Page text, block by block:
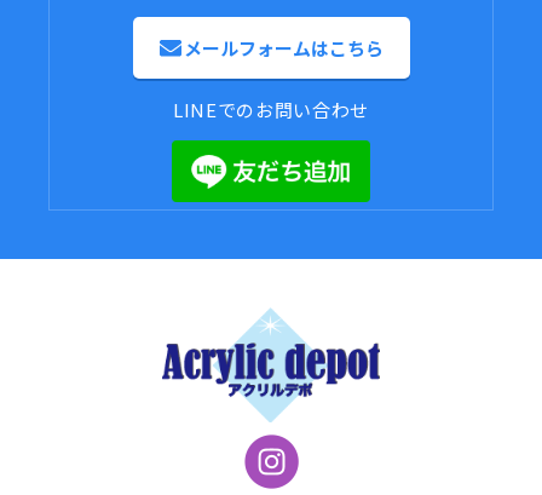
メールフォームはこちら
LINEでのお問い合わせ